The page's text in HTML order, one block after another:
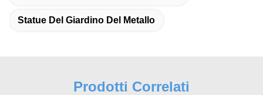
Statue Del Giardino Del Metallo
Prodotti Correlati